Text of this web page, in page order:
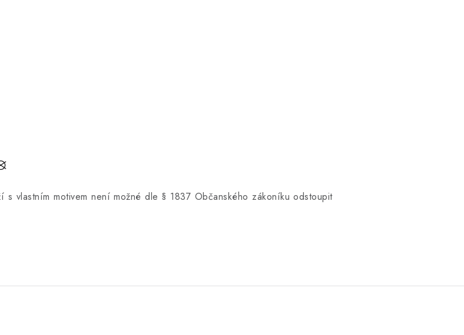
vlastním motivem není možné dle § 1837 Občanského zákoníku odstoupit